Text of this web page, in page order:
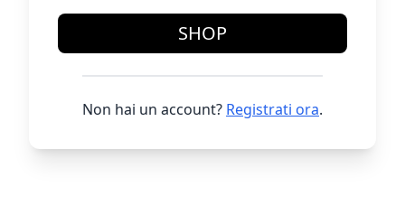
SHOP
Non hai un account? Registrati ora.